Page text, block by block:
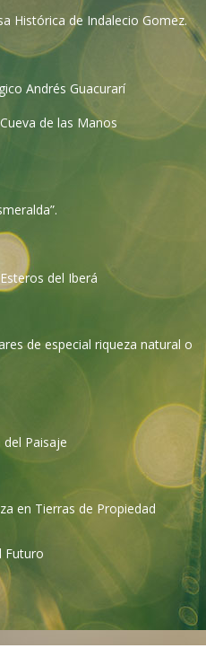
del Iberá
Paisaje
en Tierras de Propiedad
. All Rights Reserved